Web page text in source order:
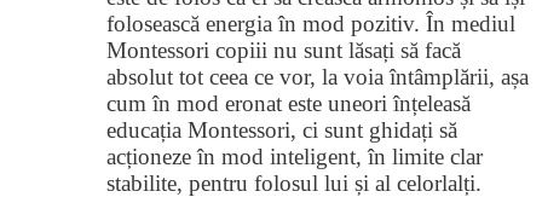
folosească energia în mod pozitiv. În mediul
Montessori copiii nu sunt lăsați să facă
absolut tot ceea ce vor, la voia întâmplării, așa
cum în mod eronat este uneori înțeleasă
educația Montessori, ci sunt ghidați să
acționeze în mod inteligent, în limite clar
stabilite, pentru folosul lui și al celorlalți.